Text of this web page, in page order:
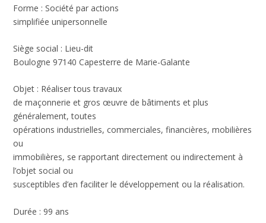
Forme : Société par actions
simplifiée unipersonnelle
Siège social : Lieu-dit
Boulogne 97140 Capesterre de Marie-Galante
Objet : Réaliser tous travaux
de maçonnerie et gros œuvre de bâtiments et plus
généralement, toutes
opérations industrielles, commerciales, financières, mobilières
ou
immobilières, se rapportant directement ou indirectement à
l’objet social ou
susceptibles d’en faciliter le développement ou la réalisation.
Durée : 99 ans